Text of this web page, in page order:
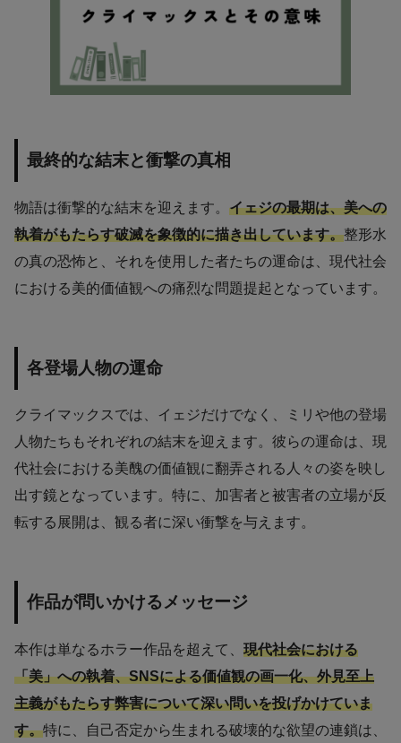
最終的な結末と衝撃の真相
物語は衝撃的な結末を迎えます。 イェジの最期は、美への
執着がもたらす破滅を象徴的に描き出しています。整形水
の真の恐怖と、それを使用した者たちの運命は、現代社会
における美的価値観への痛烈な問題提起となっています。
各登場人物の運命
クライマックスでは、イェジだけでなく、ミリや他の登場
人物たちもそれぞれの結末を迎えます。彼らの運命は、現
代社会における美醜の価値観に翻弄される人々の姿を映し
出す鏡となっています。特に、加害者と被害者の立場が反
転する展開は、観る者に深い衝撃を与えます。
作品が問いかけるメッセージ
本作は単なるホラー作品を超えて、 現代社会における
「美」への執着、SNSによる価値観の画一化、外見至上
主義がもたらす弊害について深い問いを投げかけていま
す。特に、自己否定から生まれる破壊的な欲望の連鎖は、